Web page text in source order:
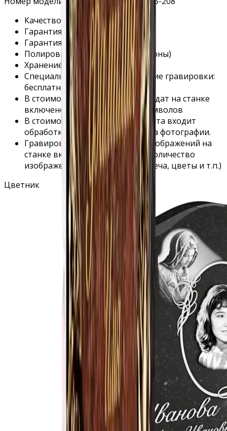
Качество гранита: высшее
Гарантия на материал: 40 лет.
Гарантия на установку 3 года.
Полировка: бесплатно (все стороны)
Хранение на складе: бесплатно
Специальное защитное покрытие гравировки:
бесплатно
В стоимость гравировки ФИО и дат на станке
включено любое количество символов
В стоимость гравировки портрета входит
обработка, ретушь и подготовка фотографии.
Гравировка дополнительных изображений на
станке включает в себя любое количество
изображений (фон, эпитафия, свеча, цветы и т.п.)
Цветник